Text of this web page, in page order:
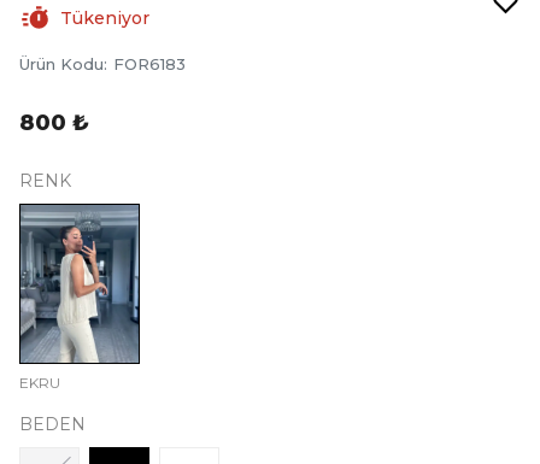
Tükeniyor
Ürün Kodu: FOR6183
800 ₺
RENK
EKRU
BEDEN